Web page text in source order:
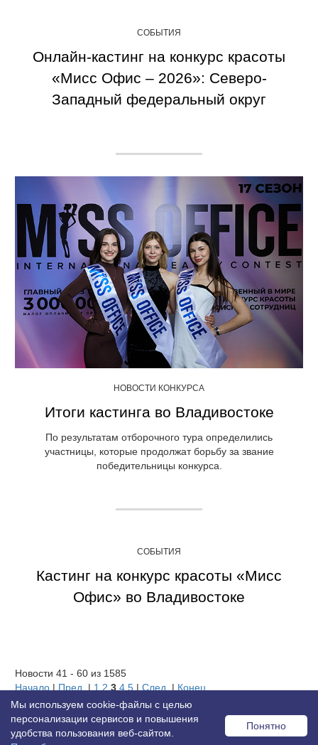
СОБЫТИЯ
Онлайн-кастинг на конкурс красоты
«Мисс Офис – 2026»: Северо-
Западный федеральный округ
НОВОСТИ КОНКУРСА
Итоги кастинга во Владивостоке
По результатам отборочного тура определились
участницы, которые продолжат борьбу за звание
победительницы конкурса.
СОБЫТИЯ
Кастинг на конкурс красоты «Мисс
Офис» во Владивостоке
Новости 41 - 60 из 1585
Начало|Пред.|1 2 3 4 5|След.|Конец
Мы используем cookie-файлы с целью
персонализации сервисов и повышения
удобства пользования веб-сайтом.
Понятно
© 2026 MISS OFFICE